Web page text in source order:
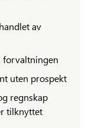
av
forvaltningen
uten prospekt
regnskap
tilknyttet